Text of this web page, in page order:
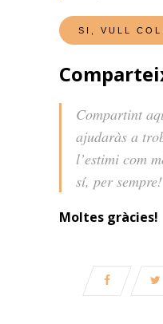
Compartint
ajudaràs a
l’estimi com
sí, per sempre!
Moltes gràcies!